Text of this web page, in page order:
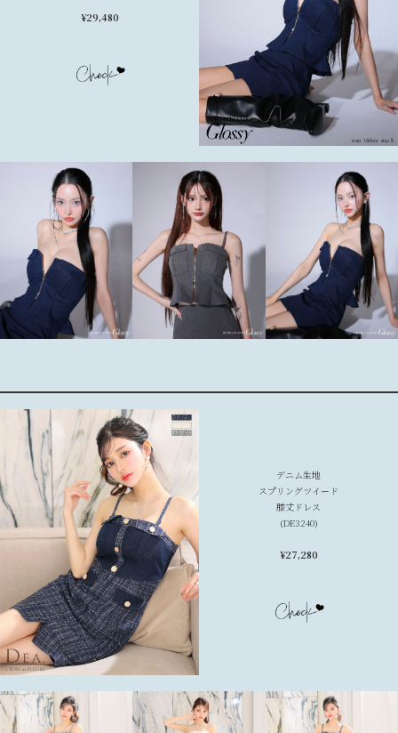
¥29,480
デニム生地
スプリングツイード
膝丈ドレス
(DE3240)
¥27,280